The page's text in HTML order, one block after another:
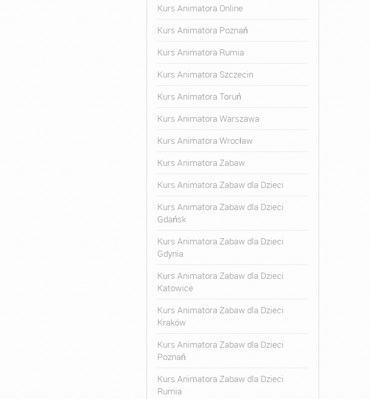
Kurs Animatora Online
Kurs Animatora Poznań
Kurs Animatora Rumia
Kurs Animatora Szczecin
Kurs Animatora Toruń
Kurs Animatora Warszawa
Kurs Animatora Wrocław
Kurs Animatora Zabaw
Kurs Animatora Zabaw dla Dzieci
Kurs Animatora Zabaw dla Dzieci
Gdańsk
Kurs Animatora Zabaw dla Dzieci
Gdynia
Kurs Animatora Zabaw dla Dzieci
Katowice
Kurs Animatora Zabaw dla Dzieci
Kraków
Kurs Animatora Zabaw dla Dzieci
Poznań
Kurs Animatora Zabaw dla Dzieci
Rumia